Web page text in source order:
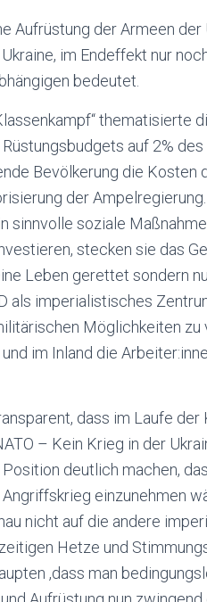
Aufrüstung der Armeen
im Endeffekt nur
bedeutet.
thematisierte
auf 2%
Bevölkerung die Kosten
der
sinnvolle soziale
stecken sie das
Leben gerettet sondern
als imperialistisches
Möglichkeiten
im Inland die
dass im Laufe
– Kein Krieg in der
deutlich machen,
einzunehmen
nicht auf die andere
Hetze und
,dass man